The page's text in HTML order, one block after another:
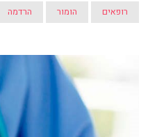
רופאים הומור הרדמה